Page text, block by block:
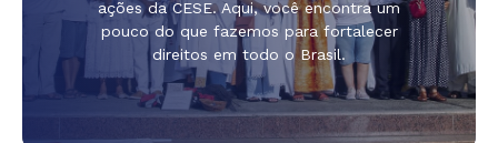
ações da CESE. Aqui, você encontra um
pouco do que fazemos para fortalecer
direitos em todo o Brasil.